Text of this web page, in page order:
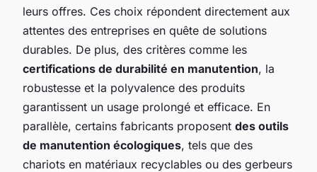
leurs offres. Ces choix répondent directement aux
attentes des entreprises en quête de solutions
durables. De plus, des critères comme les
certifications de durabilité en manutention, la
robustesse et la polyvalence des produits
garantissent un usage prolongé et efficace. En
parallèle, certains fabricants proposent des outils
de manutention écologiques, tels que des
chariots en matériaux recyclables ou des gerbeurs